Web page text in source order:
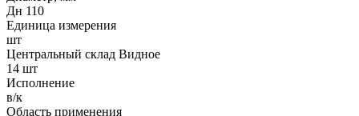
Дн 110
Единица измерения
шт
Центральный склад Видное
14 шт
Исполнение
в/к
Область применения